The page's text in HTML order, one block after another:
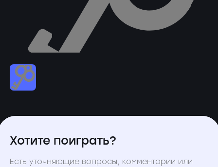
Хотите поиграть?
Есть уточняющие вопросы, комментарии или